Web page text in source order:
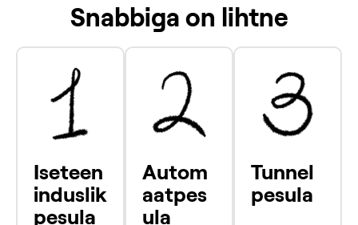
Snabbiga on lihtne
Iseteen
induslik
pesula
Autom
aatpes
ula
Tunnel
pesula